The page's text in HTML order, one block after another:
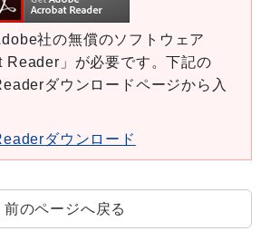
社の無償のソフトウェア
Reader」が必要です。下記の
ダウンロードページから入
ダウンロード
前のページへ戻る